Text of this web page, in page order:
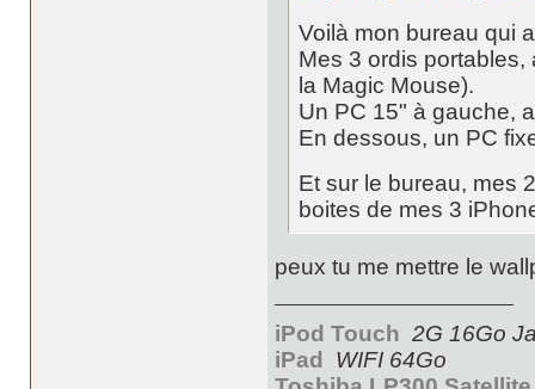
Voilà mon bureau qui
Mes 3 ordis
la Magic Mouse).
Un PC 15" à gauche,
En dessous, un PC
Et sur le bureau, mes
boites de mes 3
peux tu me mettre le
iPod Touch 2G 16Go
iPad
WIFI 64Go